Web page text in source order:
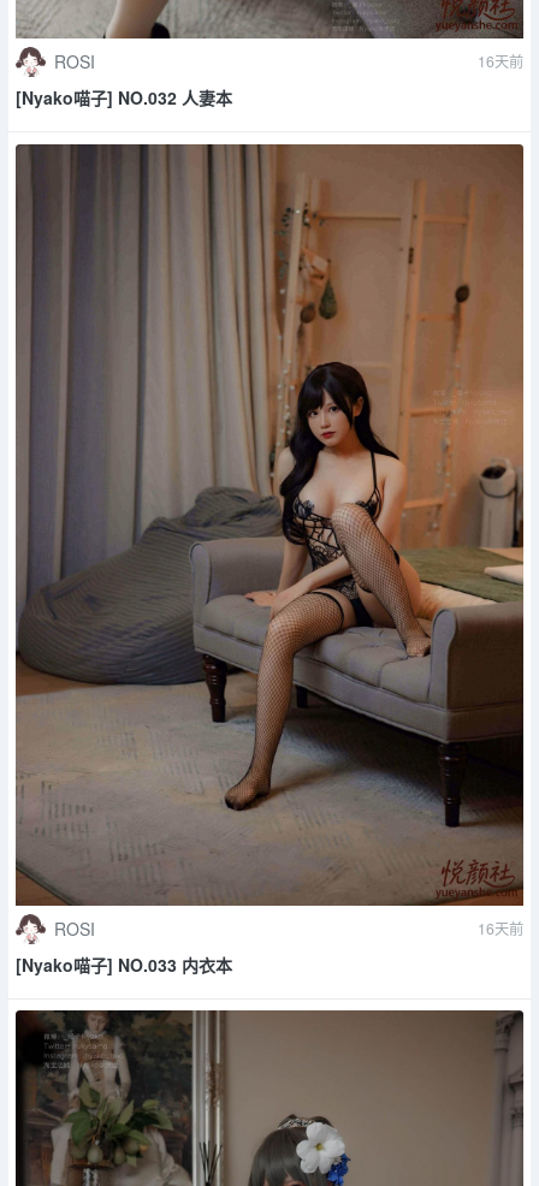
ROSI 16天前
[Nyako喵子] NO.032 人妻本
ROSI 16天前
[Nyako喵子] NO.033 内衣本